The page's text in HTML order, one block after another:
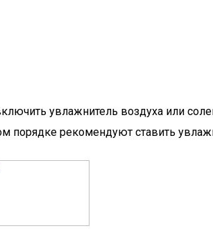
увлажнитель воздуха или
порядке рекомендуют ставить